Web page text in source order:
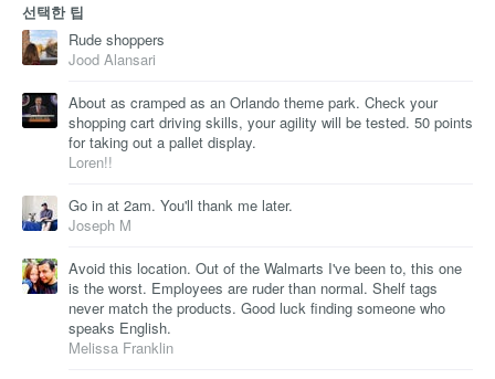
선택한 팁
Rude shoppers
Jood Alansari
About as cramped as an Orlando theme park. Check your
shopping cart driving skills, your agility will be tested. 50 points
for taking out a pallet display.
Loren!!
Go in at 2am. You'll thank me later.
Joseph M
Avoid this location. Out of the Walmarts I've been to, this one
is the worst. Employees are ruder than normal. Shelf tags
never match the products. Good luck finding someone who
speaks English.
Melissa Franklin